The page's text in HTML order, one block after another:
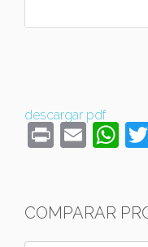
descargar pdf
Print
COMPARAR